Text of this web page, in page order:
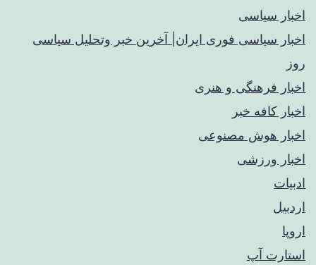
اخبار سیاسی
اخبار سیاسی فوری ایران| آخرین خبر وتحلیل سیاسی
روز
اخبار فرهنگی و هنری
اخبار کافه خبر
اخبار هوش مصنوعی
اخبار ورزشی
ادبیات
اردبیل
اروپا
استارت آپ